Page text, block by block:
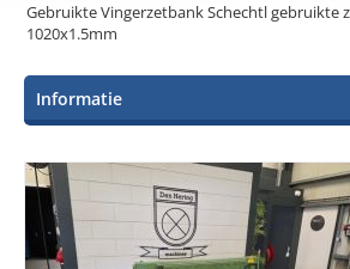
Gebruikte Vingerzetbank Schechtl gebruikte
1020x1.5mm
Informatie